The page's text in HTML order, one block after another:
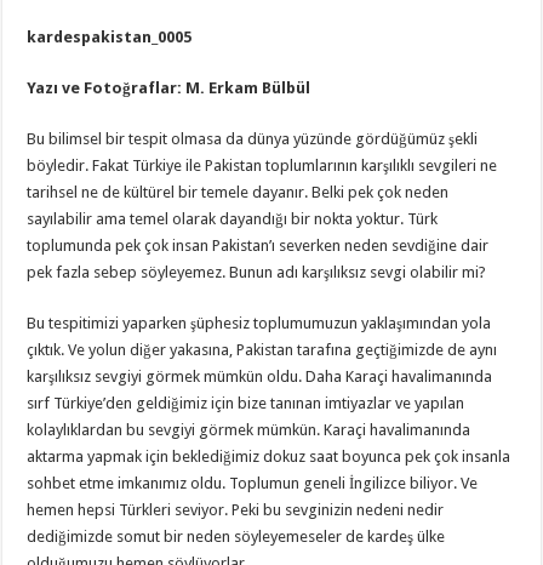
kardespakistan_0005
Yazı ve Fotoğraflar: M. Erkam Bülbül
Bu bilimsel bir tespit olmasa da dünya yüzünde gördüğümüz şekli
böyledir. Fakat Türkiye ile Pakistan toplumlarının karşılıklı sevgileri ne
tarihsel ne de kültürel bir temele dayanır. Belki pek çok neden
sayılabilir ama temel olarak dayandığı bir nokta yoktur. Türk
toplumunda pek çok insan Pakistan’ı severken neden sevdiğine dair
pek fazla sebep söyleyemez. Bunun adı karşılıksız sevgi olabilir mi?
Bu tespitimizi yaparken şüphesiz toplumumuzun yaklaşımından yola
çıktık. Ve yolun diğer yakasına, Pakistan tarafına geçtiğimizde de aynı
karşılıksız sevgiyi görmek mümkün oldu. Daha Karaçi havalimanında
sırf Türkiye’den geldiğimiz için bize tanınan imtiyazlar ve yapılan
kolaylıklardan bu sevgiyi görmek mümkün. Karaçi havalimanında
aktarma yapmak için beklediğimiz dokuz saat boyunca pek çok insanla
sohbet etme imkanımız oldu. Toplumun geneli İngilizce biliyor. Ve
hemen hepsi Türkleri seviyor. Peki bu sevginizin nedeni nedir
dediğimizde somut bir neden söyleyemeseler de kardeş ülke